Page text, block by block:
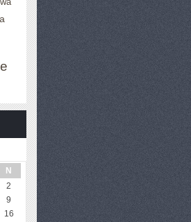
N
2
9
16